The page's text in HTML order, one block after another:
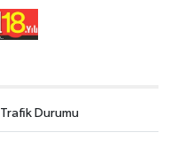
Trafik Durumu